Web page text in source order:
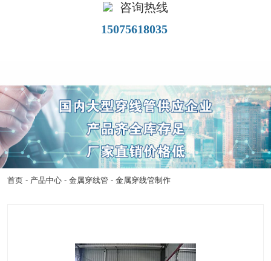
咨询热线
15075618035
首页 - 产品中心 - 金属穿线管 - 金属穿线管制作